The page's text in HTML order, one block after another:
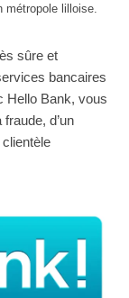
métropole lilloise.
sûre et
bancaires
Hello Bank, vous
d’un